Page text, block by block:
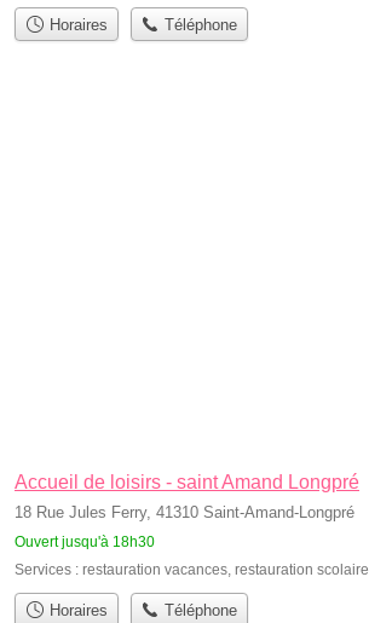
Horaires Téléphone
Accueil de loisirs - saint Amand Longpré
18 Rue Jules Ferry, 41310 Saint-Amand-Longpré
Ouvert jusqu'à 18h30
Services : restauration vacances, restauration scolaire
Horaires Téléphone